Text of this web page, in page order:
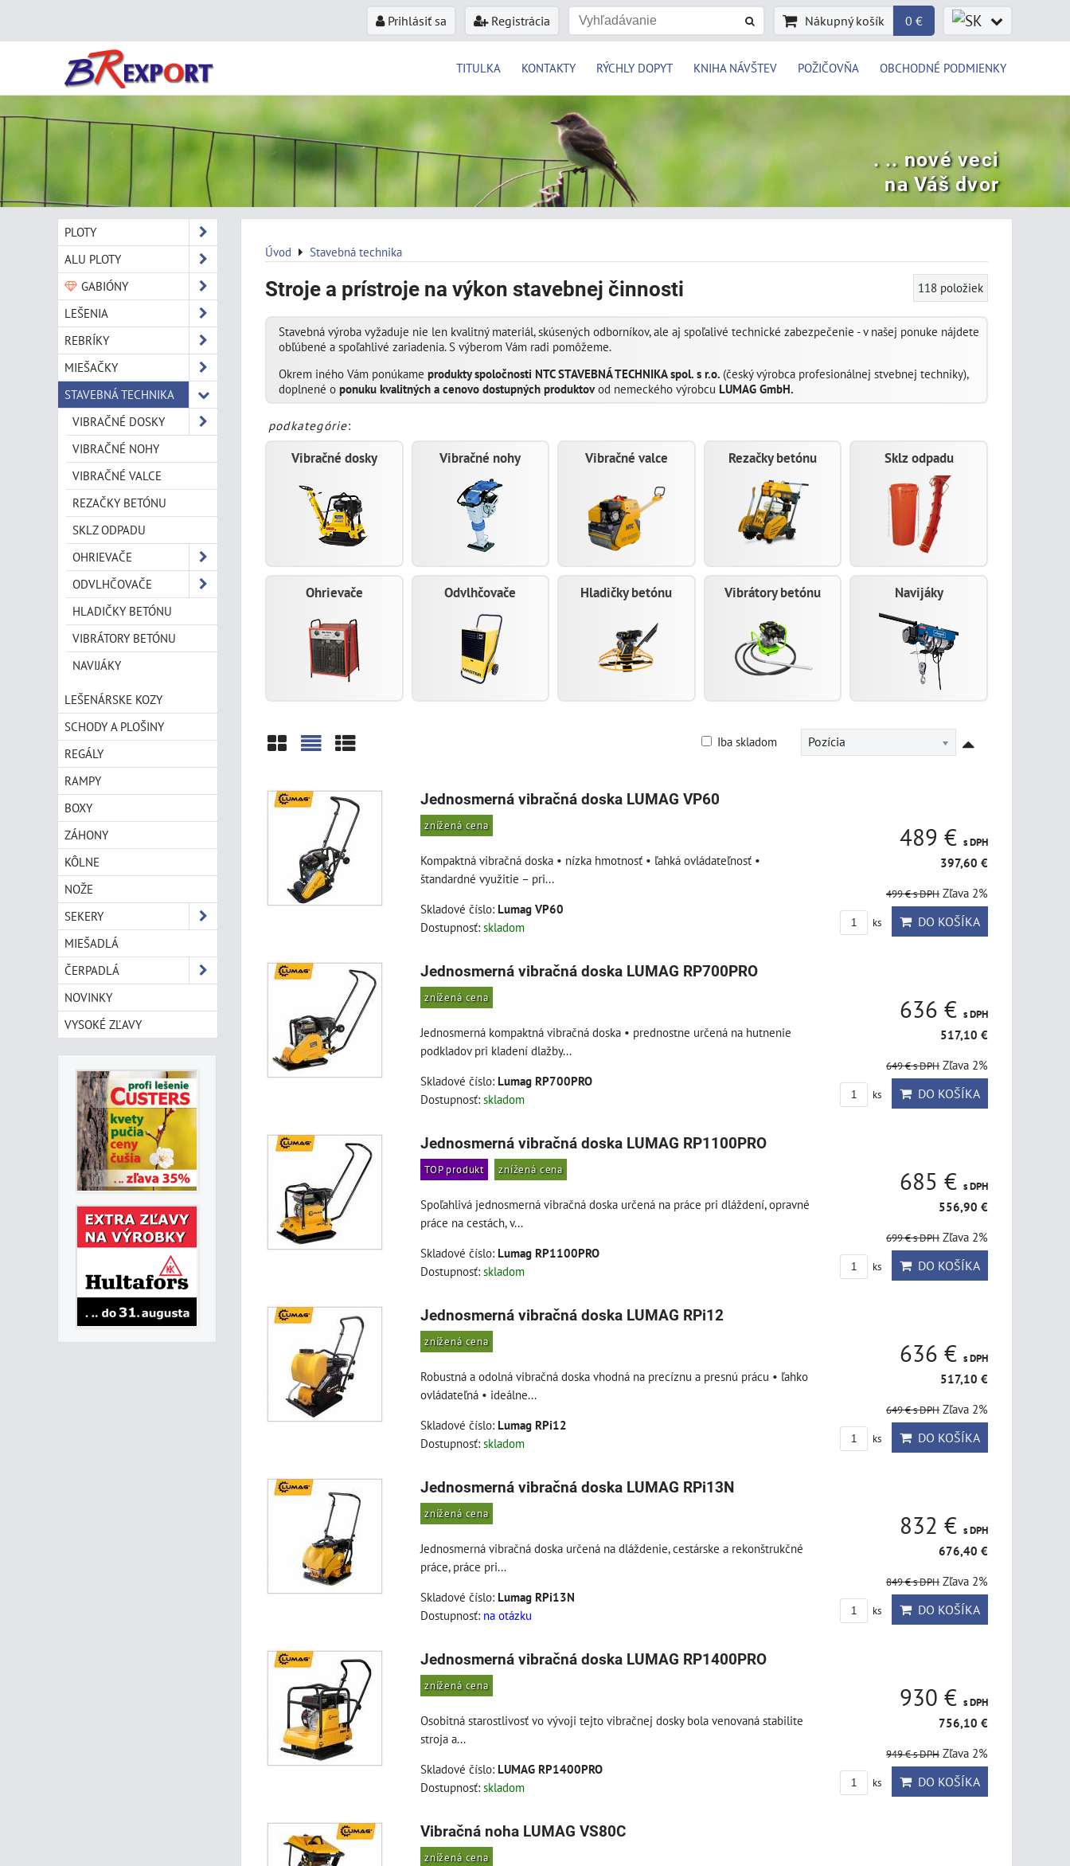
Prihlásiť sa Registrácia Nákupný košík 0 €
TITULKA KONTAKTY RÝCHLY DOPYT KNIHA NÁVŠTEV POŽIČOVŇA OBCHODNÉ PODMIENKY
. .. nové veci
na Váš dvor
Úvod Stavebná technika
Stroje a prístroje na výkon stavebnej činnosti 118 položiek
Stavebná výroba vyžaduje nie len kvalitný materiál, skúsených odborníkov, ale aj spoľalivé technické zabezpečenie - v našej ponuke nájdete
obľúbené a spoľahlivé zariadenia. S výberom Vám radi pomôžeme.
Okrem iného Vám ponúkameprodukty spoločnosti NTC STAVEBNÁ TECHNIKA spol. s r.o. (český výrobca profesionálnej stvebnej techniky),
doplnené oponuku kvalitných a cenovo dostupných produktovod nemeckého výrobcu LUMAG GmbH.
podkategórie:
Vibračné dosky Vibračné nohy Vibračné valce Rezačky betónu Sklz odpadu
Ohrievače Odvlhčovače Hladičky betónu Vibrátory betónu Navijáky
Pozícia
Iba skladom
Jednosmerná vibračná doska LUMAG VP60
znížená cena
Kompaktná vibračná doska • nízka hmotnosť • ľahká ovládateľnosť •
štandardné využitie – pri...
Skladové číslo: Lumag VP60
Dostupnosť: skladom
489 € s DPH
397,60 €
499 €s DPH Zľava 2%
ks DO KOŠÍKA
Jednosmerná vibračná doska LUMAG RP700PRO
znížená cena
Jednosmerná kompaktná vibračná doska • prednostne určená na hutnenie
podkladov pri kladení dlažby...
Skladové číslo: Lumag RP700PRO
Dostupnosť: skladom
636 € s DPH
517,10 €
649 €s DPH Zľava 2%
ks DO KOŠÍKA
Jednosmerná vibračná doska LUMAG RP1100PRO
TOP produkt znížená cena
Spoľahlivá jednosmerná vibračná doska určená na práce pri dláždení, opravné
práce na cestách, v...
Skladové číslo: Lumag RP1100PRO
Dostupnosť: skladom
685 € s DPH
556,90 €
699 €s DPH Zľava 2%
ks DO KOŠÍKA
Jednosmerná vibračná doska LUMAG RPi12
znížená cena
Robustná a odolná vibračná doska vhodná na precíznu a presnú prácu • ľahko
ovládateľná • ideálne...
Skladové číslo: Lumag RPi12
Dostupnosť: skladom
636 € s DPH
517,10 €
649 €s DPH Zľava 2%
ks DO KOŠÍKA
Jednosmerná vibračná doska LUMAG RPi13N
znížená cena
Jednosmerná vibračná doska určená na dláždenie, cestárske a rekonštrukčné
práce, práce pri...
Skladové číslo: Lumag RPi13N
Dostupnosť: na otázku
832 € s DPH
676,40 €
849 €s DPH Zľava 2%
ks DO KOŠÍKA
Jednosmerná vibračná doska LUMAG RP1400PRO
znížená cena
Osobitná starostlivosť vo vývoji tejto vibračnej dosky bola venovaná stabilite
stroja a...
Skladové číslo: LUMAG RP1400PRO
Dostupnosť: skladom
930 € s DPH
756,10 €
949 €s DPH Zľava 2%
ks DO KOŠÍKA
Vibračná noha LUMAG VS80C
znížená cena
PLOTY
ALU PLOTY
GABIÓNY
LEŠENIA
REBRÍKY
MIEŠAČKY
STAVEBNÁ TECHNIKA
VIBRAČNÉ DOSKY
VIBRAČNÉ NOHY
VIBRAČNÉ VALCE
REZAČKY BETÓNU
SKLZ ODPADU
OHRIEVAČE
ODVLHČOVAČE
HLADIČKY BETÓNU
VIBRÁTORY BETÓNU
NAVIJÁKY
LEŠENÁRSKE KOZY
SCHODY A PLOŠINY
REGÁLY
RAMPY
BOXY
ZÁHONY
KÔLNE
NOŽE
SEKERY
MIEŠADLÁ
ČERPADLÁ
NOVINKY
VYSOKÉ ZĽAVY